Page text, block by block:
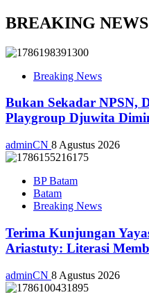
BREAKING NEWS
Breaking News
Bukan Sekadar NPSN,
Playgroup Djuwita
adminCN 8 Agustus 2026
BP Batam
Batam
Breaking News
Terima Kunjungan
Ariastuty: Literasi
adminCN 8 Agustus 2026